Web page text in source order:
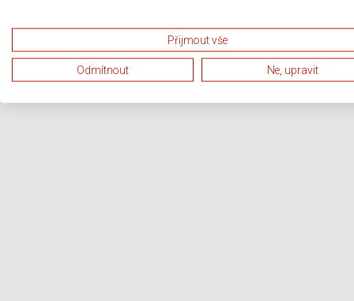
Přijmout vše
Odmítnout Ne, upravit